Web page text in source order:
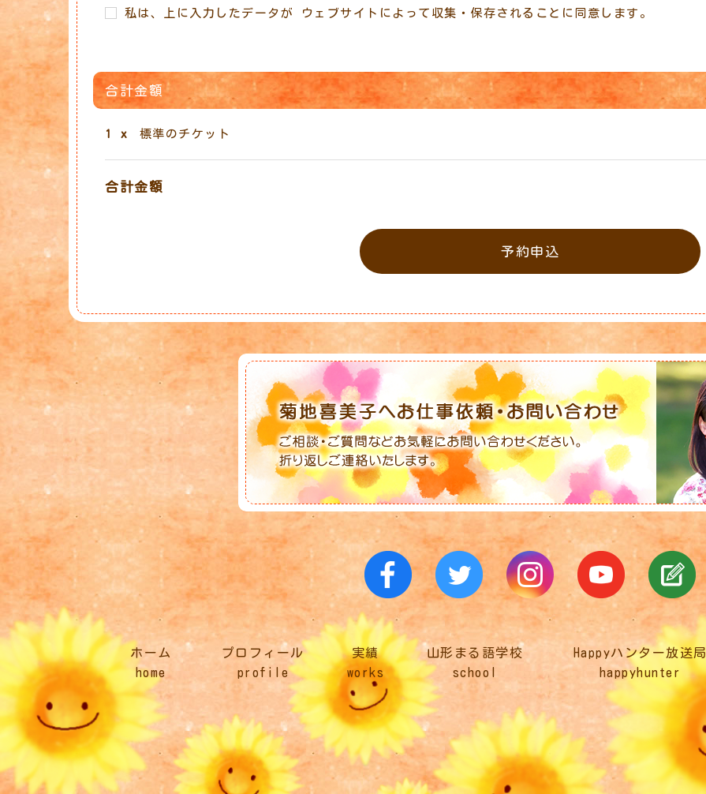
私は、上に入力したデータが ウェブサイトによって収集・保存されることに同意します。
合計金額
1 x 標準のチケット
合計金額
ホーム
home
プロフィール
profile
実績
works
山形まる語学校
school
Happyハンター放送局
happyhunter